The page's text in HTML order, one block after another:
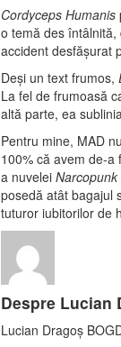
Cordyceps Humanis
o temă des
accident desfăşurat
Deşi un text frumos,
La fel de frumoasă
altă parte, ea
Pentru mine, MAD
100% că avem de-
a nuvelei
posedă atât bagajul
tuturor iubitorilor de
Despre Lucian
Lucian Dragoș